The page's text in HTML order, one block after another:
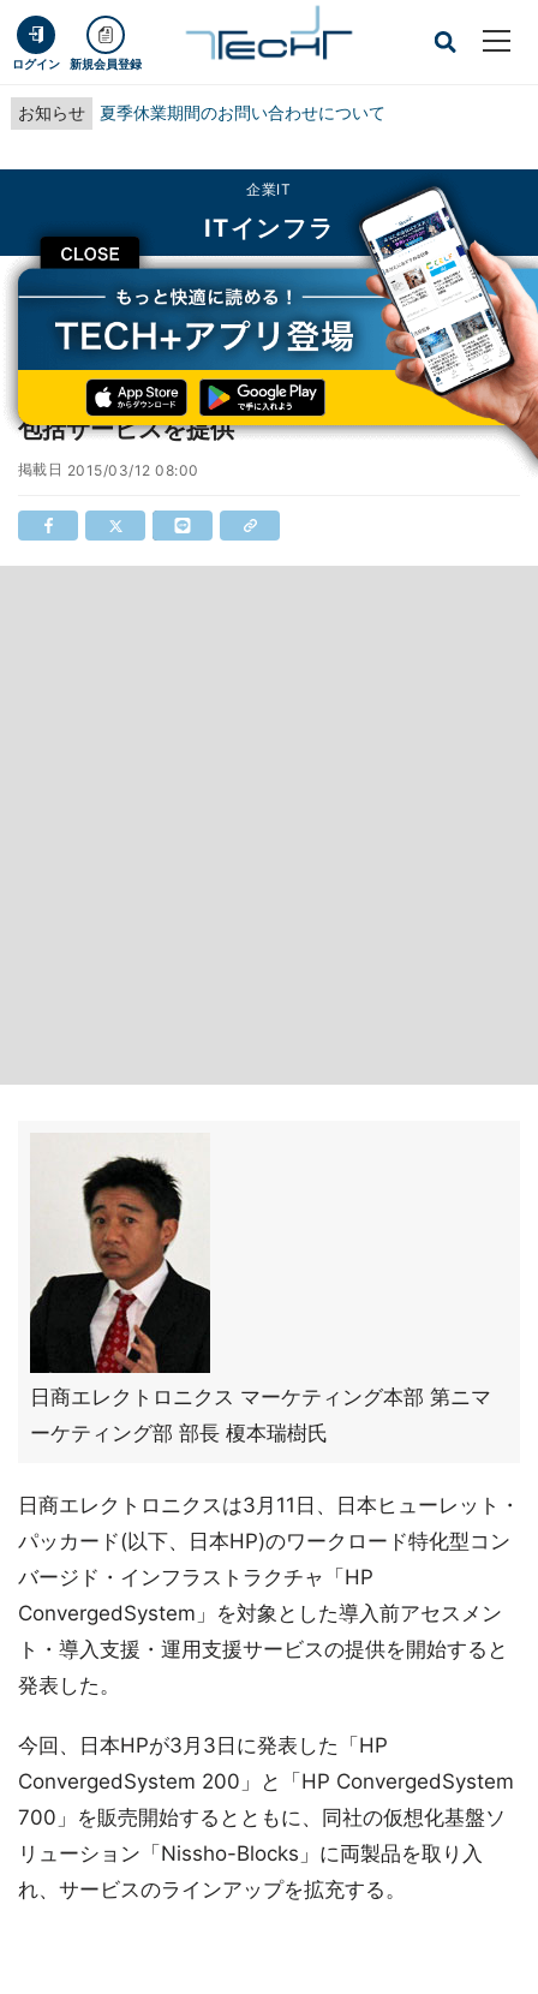
ログイン 新規会員登録
お知らせ 夏季休業期間のお問い合わせについて
CLOSE
企業IT
ITインフラ
TECH+ 企業IT
ITインフラ
日商エレ、「HP ConvergedSystem」対象の包括サービスを提供
日商エレ、「HP ConvergedSystem」対象の
包括サービスを提供
掲載日 2015/03/12 08:00
日商エレクトロニクス マーケティング本部 第ニマ
ーケティング部 部長 榎本瑞樹氏
日商エレクトロニクスは3月11日、日本ヒューレット・
パッカード(以下、日本HP)のワークロード特化型コン
バージド・インフラストラクチャ「HP
ConvergedSystem」を対象とした導入前アセスメン
ト・導入支援・運用支援サービスの提供を開始すると
発表した。
今回、日本HPが3月3日に発表した「HP
ConvergedSystem 200」と「HP ConvergedSystem
700」を販売開始するとともに、同社の仮想化基盤ソ
リューション「Nissho-Blocks」に両製品を取り入
れ、サービスのラインアップを拡充する。